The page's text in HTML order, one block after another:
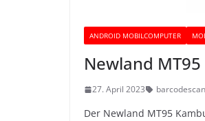
ANDROID MOBILCOMPUTER
Newland
27. April 2023
Der Newland MT95